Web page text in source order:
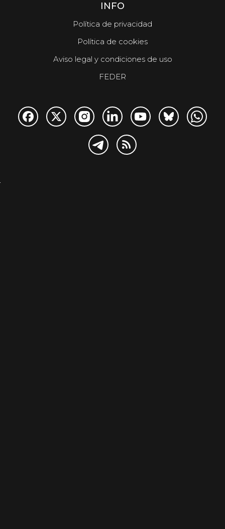
INFO
Política de privacidad
Política de cookies
Aviso legal y condiciones de uso
FEDER